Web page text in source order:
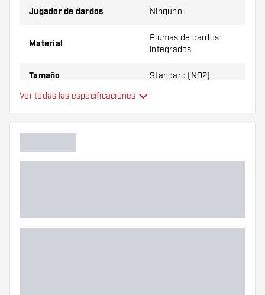
diferente de plumas para descubrir qué
Jugador de dardos Ninguno
Material
Plumas de dardos
integrados
Tamaño Standard (NO2)
integrados
Ver todas las especificaciones